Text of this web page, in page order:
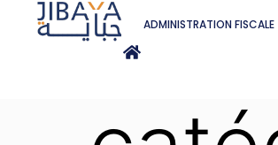
ADMINISTRATION FISCALE